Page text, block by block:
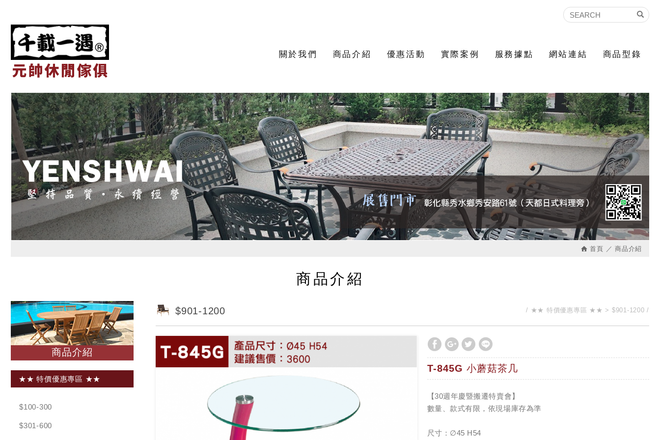
關於我們 商品介紹 優惠活動 實際案例 服務據點 網站連結 商品型錄
首頁 商品介紹
商品介紹
商品介紹
★★ 特價優惠專區 ★★
$100-300
$301-600
★★ 特價優惠專區 ★★ $901-1200
$901-1200
T-845G 小蘑菇茶几
【30週年慶暨搬遷特賣會】
數量、款式有限，依現場庫存為準
尺寸：∅45 H54